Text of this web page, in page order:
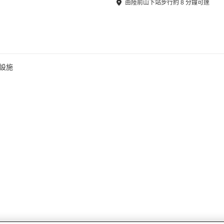
由 陸前山下站步行約8 分鐘可達
施